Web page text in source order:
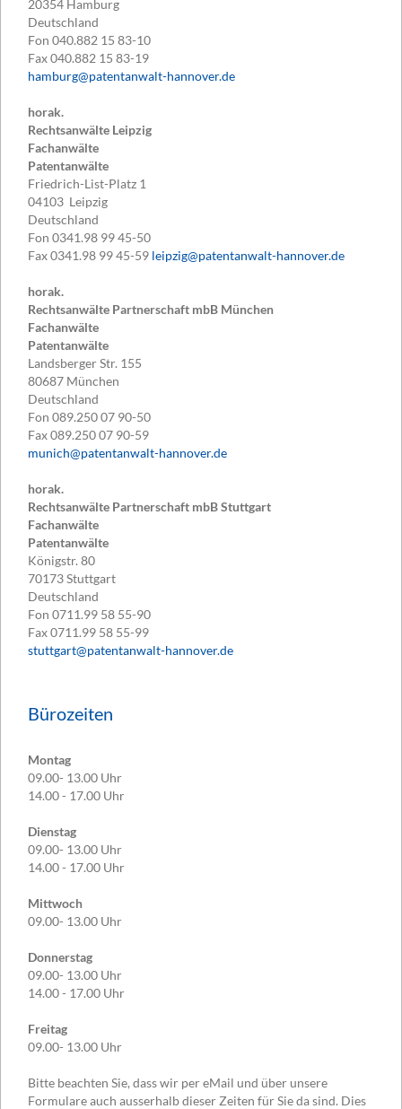
20354 Hamburg
Deutschland
Fon 040.882 15 83-10
Fax040.882 15 83-19
hamburg@patentanwalt-hannover.de
horak.
Rechtsanwälte Leipzig
Fachanwälte
Patentanwälte
Friedrich-List-Platz 1
04103 Leipzig
Deutschland
Fon 0341.98 99 45-50
Fax0341.98 99 45-59 leipzig@patentanwalt-hannover.de
horak.
Rechtsanwälte Partnerschaft mbB München
Fachanwälte
Patentanwälte
Landsberger Str. 155
80687 München
Deutschland
Fon 089.250 07 90-50
Fax089.250 07 90-59
munich@patentanwalt-hannover.de
horak.
Rechtsanwälte Partnerschaft mbB Stuttgart
Fachanwälte
Patentanwälte
Königstr. 80
70173Stuttgart
Deutschland
Fon 0711.99 58 55-90
Fax0711.99 58 55-99
stuttgart@patentanwalt-hannover.de
Bürozeiten
Montag
09.00- 13.00 Uhr
14.00 - 17.00 Uhr
Dienstag
09.00- 13.00 Uhr
14.00 - 17.00 Uhr
Mittwoch
09.00- 13.00 Uhr
Donnerstag
09.00- 13.00 Uhr
14.00 - 17.00 Uhr
Freitag
09.00- 13.00 Uhr
Bitte beachten Sie, dass wir per eMail und über unsere
Formulare auch ausserhalb dieser Zeiten für Sie da sind. Dies